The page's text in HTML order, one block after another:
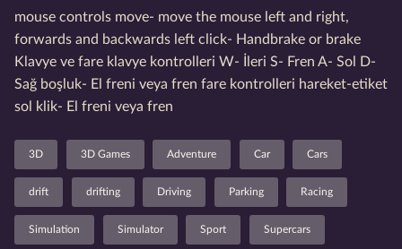
mouse controls move- move the mouse left and right,
forwards and backwards left click- Handbrake or brake
Klavye ve fare klavye kontrolleri W- İleri S- Fren A- Sol D-
Sağ boşluk- El freni veya fren fare kontrolleri hareket-etiket
sol klik- El freni veya fren
3D 3D Games Adventure Car Cars
drift drifting Driving Parking Racing
Simulation Simulator Sport Supercars